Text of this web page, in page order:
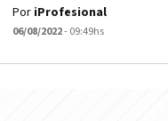
Por iProfesional
06/08/2022- 09:49hs